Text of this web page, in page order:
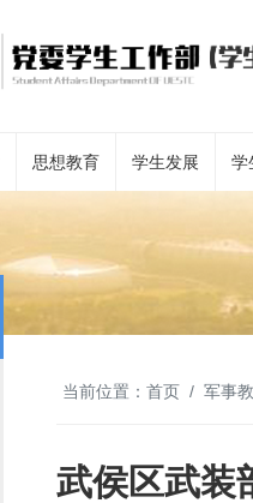
思想教育 学生发展 学
当前位置： 首页 军事
武侯区武装